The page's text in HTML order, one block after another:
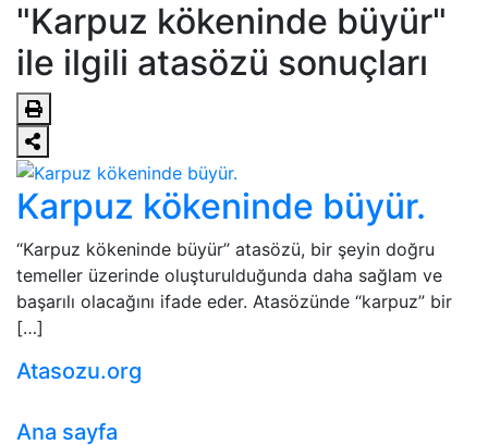
"Karpuz kökeninde büyür"
ile ilgili atasözü sonuçları
Karpuz kökeninde büyür.
“Karpuz kökeninde büyür” atasözü, bir şeyin doğru
temeller üzerinde oluşturulduğunda daha sağlam ve
başarılı olacağını ifade eder. Atasözünde “karpuz” bir
[…]
Atasozu.org
Ana sayfa